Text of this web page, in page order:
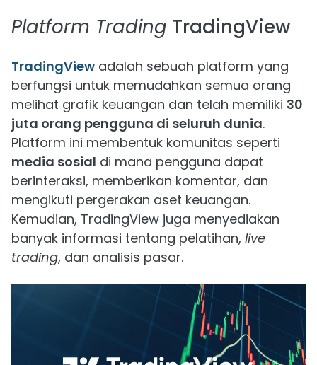
Platform Trading TradingView
TradingView adalah sebuah platform yang
berfungsi untuk memudahkan semua orang
melihat grafik keuangan dan telah memiliki 30
juta orang pengguna di seluruh dunia.
Platform ini membentuk komunitas seperti
media sosial di mana pengguna dapat
berinteraksi, memberikan komentar, dan
mengikuti pergerakan aset keuangan.
Kemudian, TradingView juga menyediakan
banyak informasi tentang pelatihan, live
trading, dan analisis pasar.